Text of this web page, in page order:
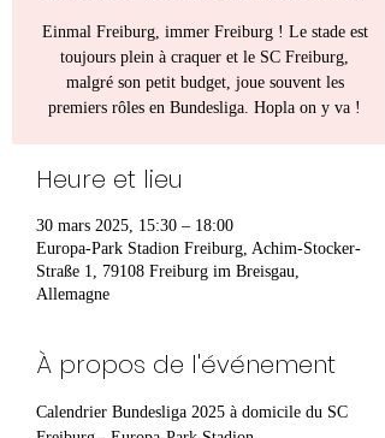
Einmal Freiburg, immer Freiburg ! Le stade est
toujours plein à craquer et le SC Freiburg,
malgré son petit budget, joue souvent les
premiers rôles en Bundesliga. Hopla on y va !
Heure et lieu
30 mars 2025, 15:30 – 18:00
Europa-Park Stadion Freiburg, Achim-Stocker-
Straße 1, 79108 Freiburg im Breisgau,
Allemagne
À propos de l'événement
Calendrier Bundesliga 2025 à domicile du SC